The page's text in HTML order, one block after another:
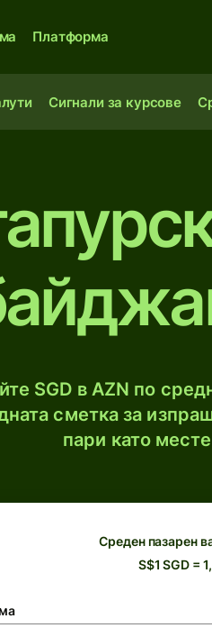
Платформа
Сигнали за курсове
SGD в AZN по
сметка за
пари като
Среден пазарен
S$1 SGD =